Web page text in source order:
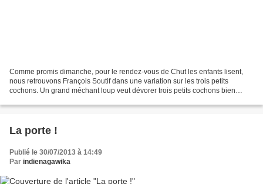
Comme promis dimanche, pour le rendez-vous de Chut les enfants lisent,
nous retrouvons François Soutif dans une variation sur les trois petits
cochons. Un grand méchant loup veut dévorer trois petits cochons bien
La porte !
Publié le 30/07/2013 à 14:49
Par indienagawika